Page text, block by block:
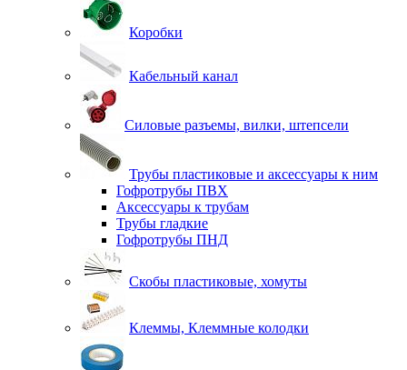
Коробки
Кабельный канал
Силовые разъемы, вилки, штепсели
Трубы пластиковые и аксессуары к ним
Гофротрубы ПВХ
Аксессуары к трубам
Трубы гладкие
Гофротрубы ПНД
Скобы пластиковые, хомуты
Клеммы, Клеммные колодки